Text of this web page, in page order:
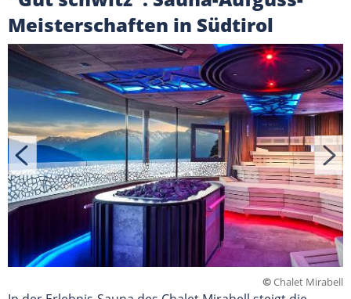
Meisterschaften in Südtirol
©Chalet Mirabell